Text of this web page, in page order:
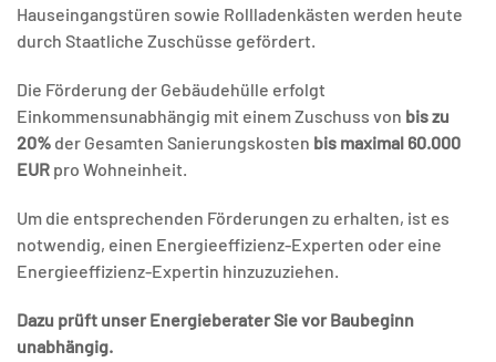
Hauseingangstüren sowie Rollladenkästen werden heute
durch Staatliche Zuschüsse gefördert.
Die Förderung der Gebäudehülle erfolgt
Einkommensunabhängig mit einem Zuschuss von bis zu
20% der Gesamten Sanierungskosten bis maximal 60.000
EUR pro Wohneinheit.
Um die entsprechenden Förderungen zu erhalten, ist es
notwendig, einen Energieeffizienz-Experten oder eine
Energieeffizienz-Expertin hinzuzuziehen.
Dazu prüft unser Energieberater Sie vor Baubeginn
unabhängig.